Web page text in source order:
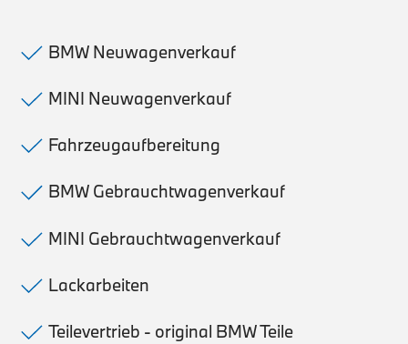
BMW Neuwagenverkauf
MINI Neuwagenverkauf
Fahrzeugaufbereitung
BMW Gebrauchtwagenverkauf
MINI Gebrauchtwagenverkauf
Lackarbeiten
Teilevertrieb - original BMW Teile